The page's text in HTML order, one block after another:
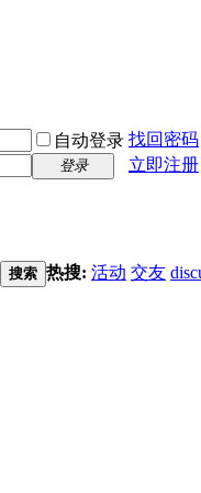
自动登录 找回密码
登录
立即注册
搜索 热搜: 活动 交友